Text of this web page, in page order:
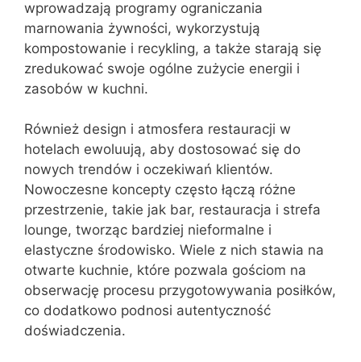
wprowadzają programy ograniczania
marnowania żywności, wykorzystują
kompostowanie i recykling, a także starają się
zredukować swoje ogólne zużycie energii i
zasobów w kuchni.
Również design i atmosfera restauracji w
hotelach ewoluują, aby dostosować się do
nowych trendów i oczekiwań klientów.
Nowoczesne koncepty często łączą różne
przestrzenie, takie jak bar, restauracja i strefa
lounge, tworząc bardziej nieformalne i
elastyczne środowisko. Wiele z nich stawia na
otwarte kuchnie, które pozwala gościom na
obserwację procesu przygotowywania posiłków,
co dodatkowo podnosi autentyczność
doświadczenia.